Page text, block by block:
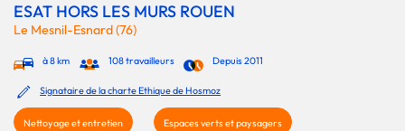
ESAT HORS LES MURS ROUEN
Le Mesnil-Esnard (76)
à 8 km 108 travailleurs Depuis 2011
Signataire de la charte Ethique de Hosmoz
Nettoyage et entretien Espaces verts et paysagers